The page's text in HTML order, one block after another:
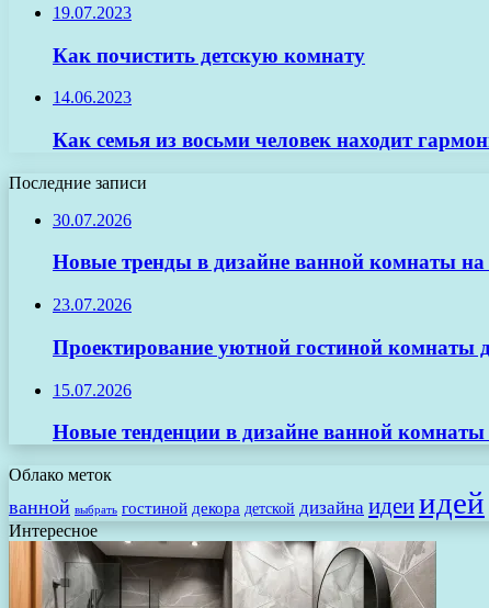
19.07.2023
Как почистить детскую комнату
14.06.2023
Как семья из восьми человек находит
Последние записи
30.07.2026
Новые тренды в дизайне ванной комнаты на
23.07.2026
Проектирование уютной гостиной
15.07.2026
Новые тенденции в дизайне ванной
Облако меток
ванной выбрать гостиной декора детской дизайна идеиидей
Интересное